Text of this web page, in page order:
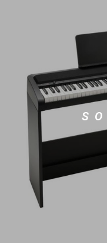
ドラム
キーボード